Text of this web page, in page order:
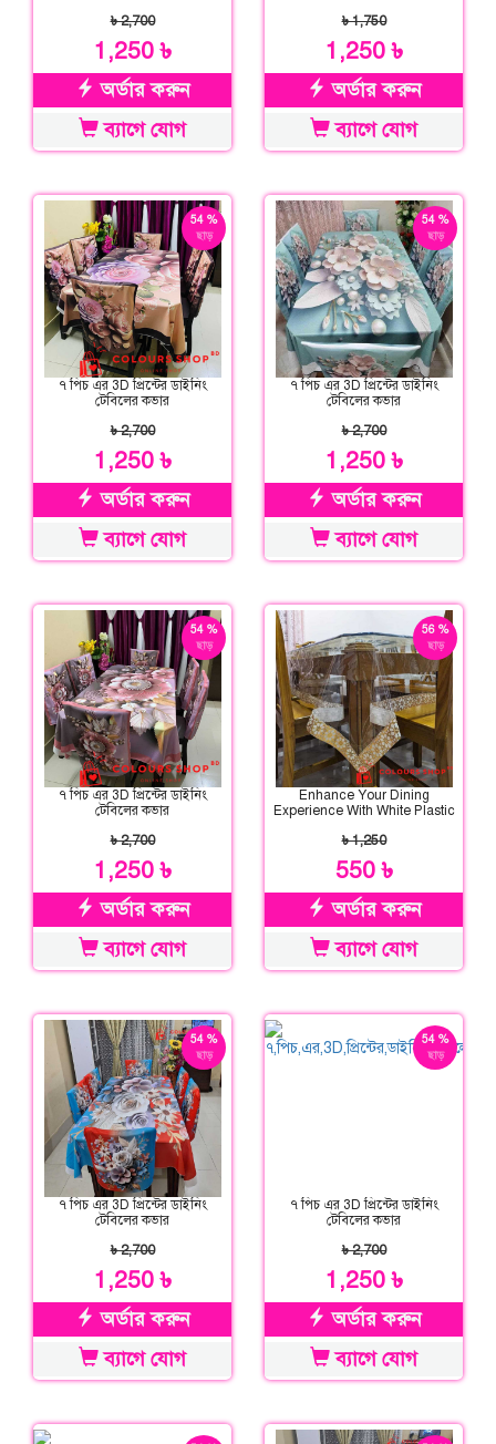
৳ 2,700
1,250 ৳
অর্ডার করুন
ব্যাগে যোগ
৳ 1,750
1,250 ৳
অর্ডার করুন
ব্যাগে যোগ
54 %
ছাড়
৭ পিচ এর 3D প্রিন্টের ডাইনিং
টেবিলের কভার
৳ 2,700
1,250 ৳
অর্ডার করুন
ব্যাগে যোগ
54 %
ছাড়
৭ পিচ এর 3D প্রিন্টের ডাইনিং
টেবিলের কভার
৳ 2,700
1,250 ৳
অর্ডার করুন
ব্যাগে যোগ
54 %
ছাড়
৭ পিচ এর 3D প্রিন্টের ডাইনিং
টেবিলের কভার
৳ 2,700
1,250 ৳
অর্ডার করুন
ব্যাগে যোগ
56 %
ছাড়
Enhance Your Dining
Experience With White Plastic
৳ 1,250
550 ৳
অর্ডার করুন
ব্যাগে যোগ
54 %
ছাড়
৭ পিচ এর 3D প্রিন্টের ডাইনিং
টেবিলের কভার
৳ 2,700
1,250 ৳
অর্ডার করুন
ব্যাগে যোগ
54 %
ছাড়
৭ পিচ এর 3D প্রিন্টের ডাইনিং
টেবিলের কভার
৳ 2,700
1,250 ৳
অর্ডার করুন
ব্যাগে যোগ